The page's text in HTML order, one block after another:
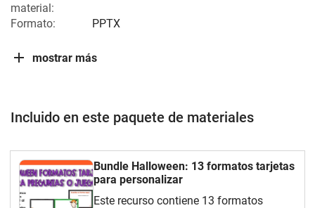
material:
Formato: PPTX
mostrar más
Incluido en este paquete de materiales
Bundle Halloween: 13 formatos tarjetas
para personalizar
Este recurso contiene 13 formatos